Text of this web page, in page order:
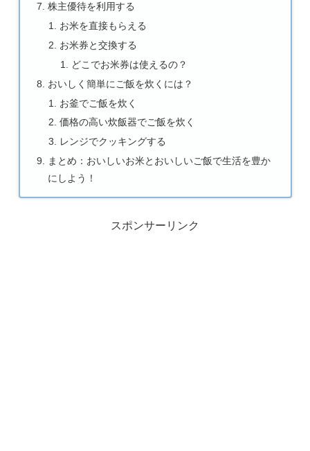
株主優待を利用する
お米を直接もらえる
お米券と交換する
どこでお米券は使えるの？
おいしく簡単にご飯を炊くには？
お釜でご飯を炊く
価格の高い炊飯器でご飯を炊く
レンジでクッキングする
まとめ：おいしいお米とおいしいご飯で生活を豊か
にしよう！
スポンサーリンク